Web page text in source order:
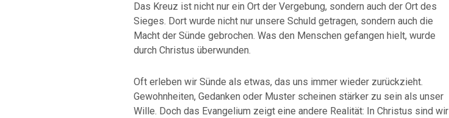
Das Kreuz ist nicht nur ein Ort der Vergebung, sondern auch der Ort des
Sieges. Dort wurde nicht nur unsere Schuld getragen, sondern auch die
Macht der Sünde gebrochen. Was den Menschen gefangen hielt, wurde
durch Christus überwunden.
Oft erleben wir Sünde als etwas, das uns immer wieder zurückzieht.
Gewohnheiten, Gedanken oder Muster scheinen stärker zu sein als unser
Wille. Doch das Evangelium zeigt eine andere Realität: In Christus sind wir